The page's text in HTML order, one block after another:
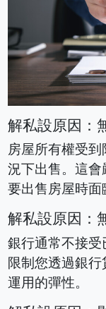
解私設原因：
房屋所有權受
況下出售。這
要出售房屋時面
解私設原因：
銀行通常不接
限制您透過銀
運用的彈性。